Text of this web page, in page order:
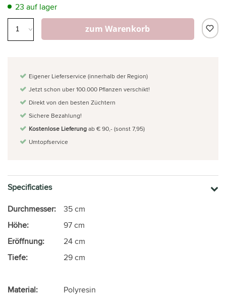
23 auf lager
zum Warenkorb
Eigener Lieferservice (innerhalb der Region)
Jetzt schon uber 100.000 Pflanzen verschikt!
Direkt von den besten Züchtern
Sichere Bezahlung!
Kostenlose Lieferungab € 90,- (sonst 7,95)
Umtopfservice
Specificaties
Durchmesser:
35 cm
Höhe:
97 cm
Eröffnung:
24 cm
Tiefe:
29 cm
Material: Polyresin